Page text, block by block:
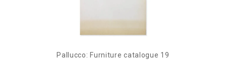
Pallucco: Furniture catalogue 19